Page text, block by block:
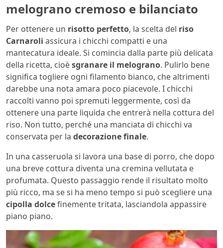
melograno cremoso e bilanciato
Per ottenere un risotto perfetto, la scelta del riso
Carnaroli assicura i chicchi compatti e una
mantecatura ideale. Si comincia dalla parte più delicata
della ricetta, cioèsgranare il melograno. Pulirlo bene
significa togliere ogni filamento bianco, che altrimenti
darebbe una nota amara poco piacevole. I chicchi
raccolti vanno poi spremuti leggermente, così da
ottenere una parte liquida che entrerà nella cottura del
riso. Non tutto, perché una manciata di chicchi va
conservata per la decorazione finale.
In una casseruola si lavora una base di porro, che dopo
una breve cottura diventa una cremina vellutata e
profumata. Questo passaggio rende il risultato molto
più ricco, ma se si ha meno tempo si può scegliere una
cipolla dolcefinemente tritata, lasciandola appassire
piano piano.